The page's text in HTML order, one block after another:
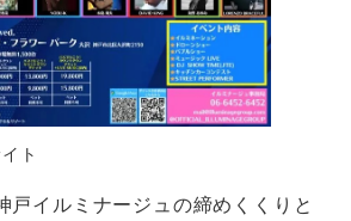
ト
戸イルミナージュの締めくくりと